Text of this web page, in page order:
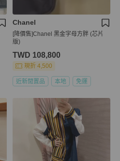
Chanel
[降價售]Chanel 黑金字母方胖 (芯片
版)
TWD 108,800
現折 4,500
近新閒置品 本地 免運